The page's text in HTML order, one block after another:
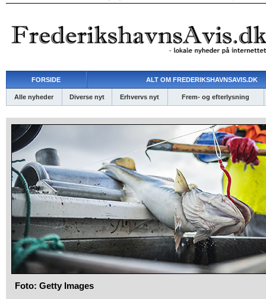
FORSIDE ALT OM FREDERIKSHAVNSAVIS.DK
Alle nyheder Diverse nyt Erhvervs nyt Frem- og efterlysning
Foto: Getty Images